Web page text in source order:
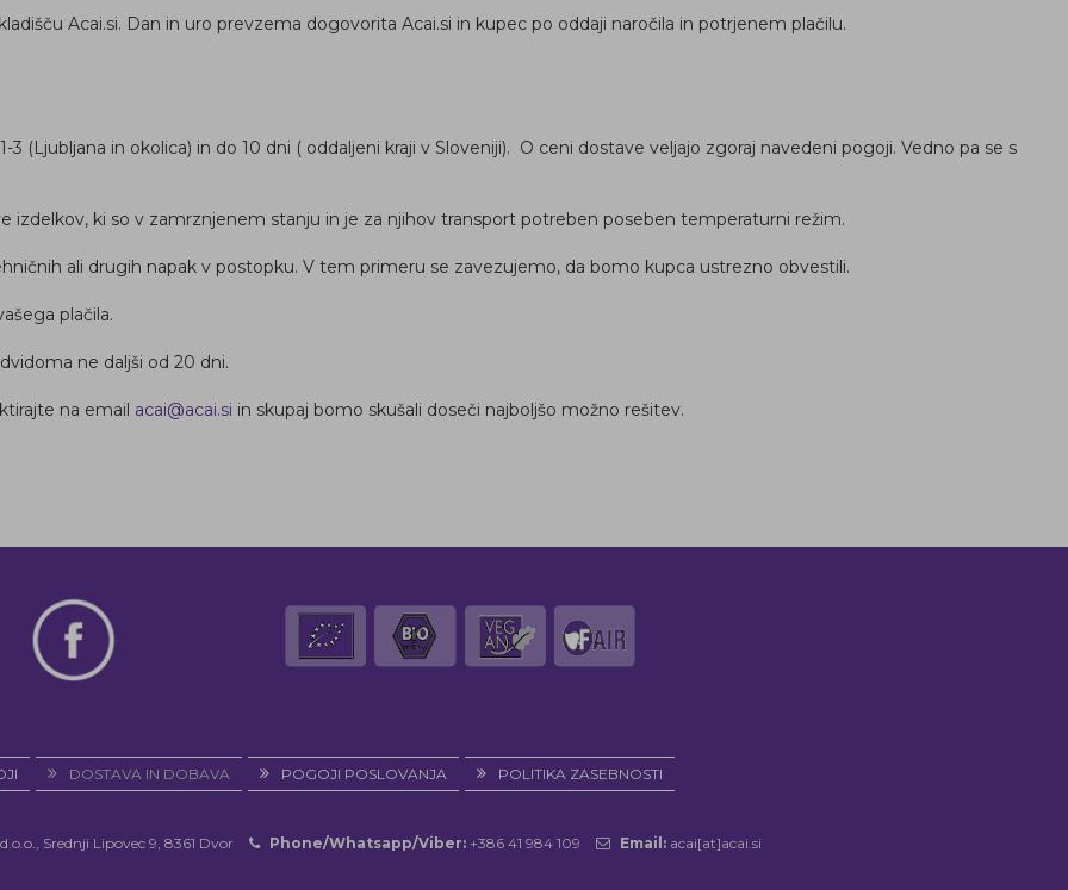
Acai.si. Dan in uro prevzema dogovorita Acai.si in kupec po oddaji naročila in potrjenem plačilu.
3 (Ljubljana in okolica) in do 10 dni ( oddaljeni kraji v Sloveniji). O ceni dostave veljajo zgoraj navedeni pogoji. Vedno pa se s
izdelkov, ki so v zamrznjenem stanju in je za njihov transport potreben poseben temperaturni režim.
ali drugih napak v postopku. V tem primeru se zavezujemo, da bomo kupca ustrezno obvestili.
plačila.
ne daljši od 20 dni.
na email acai@acai.si in skupaj bomo skušali doseči najboljšo možno rešitev.
DOSTAVA IN DOBAVA POGOJI POSLOVANJA POLITIKA ZASEBNOSTI
Srednji Lipovec 9, 8361 Dvor Phone/Whatsapp/Viber: +386 41 984 109 Email: acai[at]acai.si